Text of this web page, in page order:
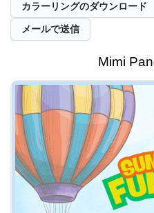
カラーリングのダウンロード
メールで送信
Mimi